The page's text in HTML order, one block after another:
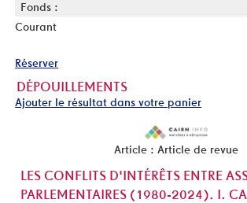
Fonds :
Courant
Réserver
DÉPOUILLEMENTS
Ajouter le résultat dans votre panier
Article : Article de revue
LES CONFLITS D'INTÉRÊTS ENTRE
PARLEMENTAIRES (1980-2024). I.